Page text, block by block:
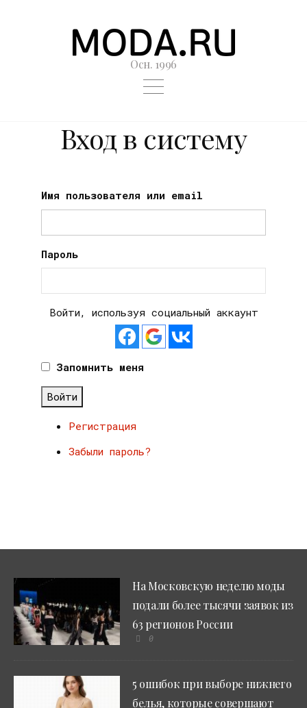
Осн. 1996
Вход в систему
Имя пользователя или email
Пароль
Войти, используя социальный аккаунт
Запомнить меня
Войти
Регистрация
Забыли пароль?
На Московскую неделю моды
подали более тысячи заявок из
63 регионов России
0
5 ошибок при выборе нижнего
белья, которые совершают